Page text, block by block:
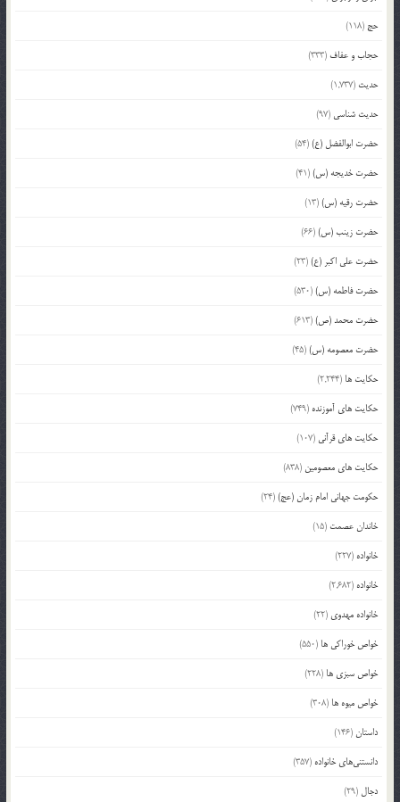
حج (118)
حجاب و عفاف (333)
حدیث (1,737)
حدیث شناسی (97)
حضرت ابوالفضل (ع)(54)
حضرت خدیجه (س)(41)
حضرت رقیه (س)(13)
حضرت زینب (س)(66)
حضرت علی اکبر (ع)(23)
حضرت فاطمه (س)(530)
حضرت محمد (ص)(613)
حضرت معصومه (س)(45)
حکایت ها (2,244)
حکایت های آموزنده (749)
حکایت های قرآنی (107)
حکایت های معصومین (838)
حکومت جهانی امام زمان (عج)(24)
خاندان عصمت (15)
خانواده (227)
خانواده (2,682)
خانواده مهدوی (22)
خواص خوراکی ها (550)
خواص سبزی ها (228)
خواص میوه ها (308)
داستان(146)
دانستنی‌های خانواده (357)
دجال (29)